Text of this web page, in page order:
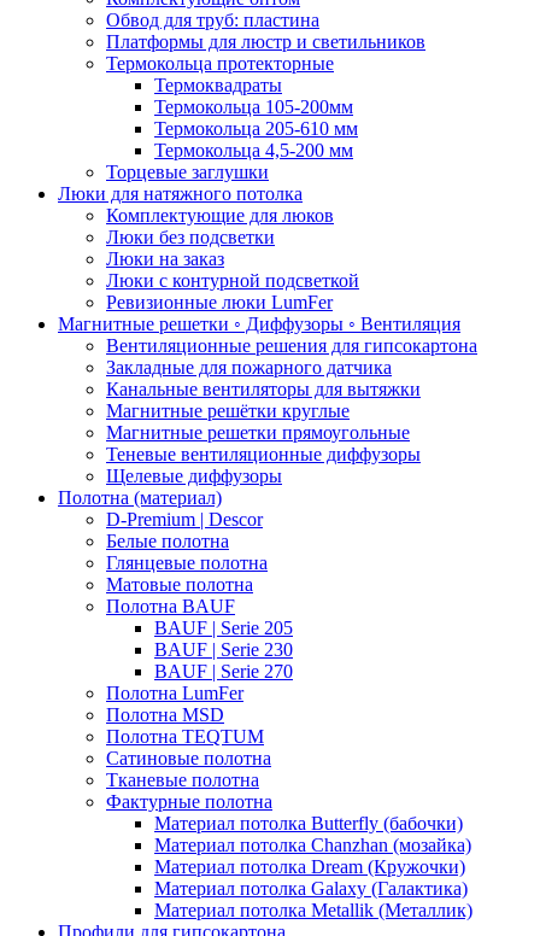
Обвод для труб: пластина
Платформы для люстр и светильников
Термокольца протекторные
Термоквадраты
Термокольца 105-200мм
Термокольца 205-610 мм
Термокольца 4,5-200 мм
Торцевые заглушки
Люки для натяжного потолка
Комплектующие для люков
Люки без подсветки
Люки на заказ
Люки с контурной подсветкой
Ревизионные люки LumFer
Магнитные решетки ◦ Диффузоры ◦ Вентиляция
Вентиляционные решения для гипсокартона
Закладные для пожарного датчика
Канальные вентиляторы для вытяжки
Магнитные решётки круглые
Магнитные решетки прямоугольные
Теневые вентиляционные диффузоры
Щелевые диффузоры
Полотна (материал)
D-Premium | Descor
Белые полотна
Глянцевые полотна
Матовые полотна
Полотна BAUF
BAUF | Serie 205
BAUF | Serie 230
BAUF | Serie 270
Полотна LumFer
Полотна MSD
Полотна TEQTUM
Сатиновые полотна
Тканевые полотна
Фактурные полотна
Материал потолка Butterfly (бабочки)
Материал потолка Chanzhan (мозайка)
Материал потолка Dream (Кружочки)
Материал потолка Galaxy (Галактика)
Материал потолка Metallik (Металлик)